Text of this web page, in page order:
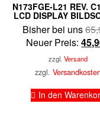
N173FGE-L21 REV.
LCD DISPLAY
Bisher bei uns
Neuer Preis:
zzgl.Versand
zzgl.
In den